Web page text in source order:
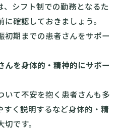
、シフト制での勤務となるた
確認しておきましょう。
初期までの患者さんをサポー
んを身体的・精神的にサポー
いて不安を抱く患者さんも多
すく説明するなど身体的・精
です。